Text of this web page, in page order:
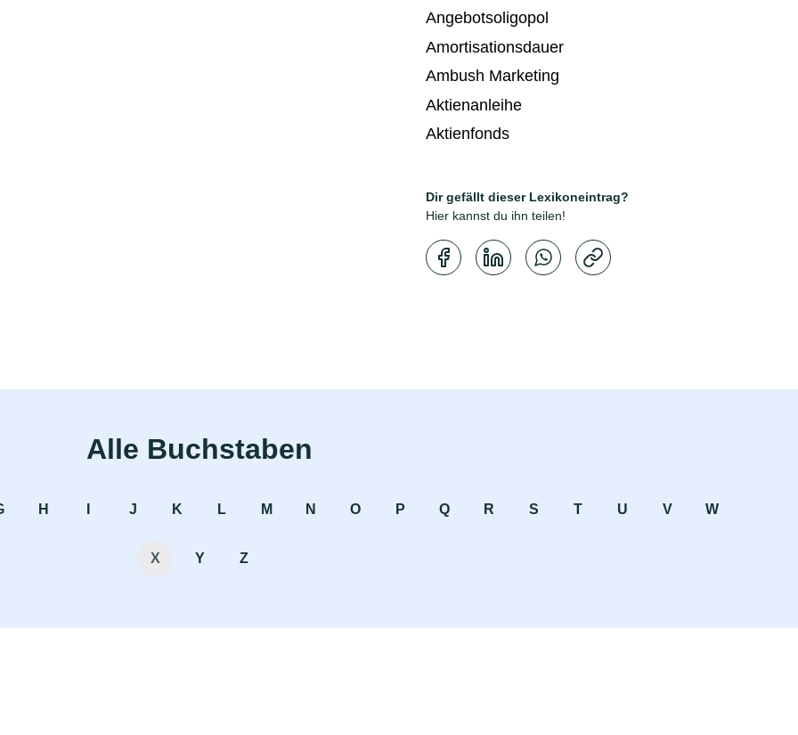
Angebotsoligopol
Amortisationsdauer
Ambush Marketing
Aktienanleihe
Aktienfonds
Dir gefällt dieser Lexikoneintrag?
Hier kannst du ihn teilen!
Alle Buchstaben
H J K L M N O P Q R S T U V W
X Y Z